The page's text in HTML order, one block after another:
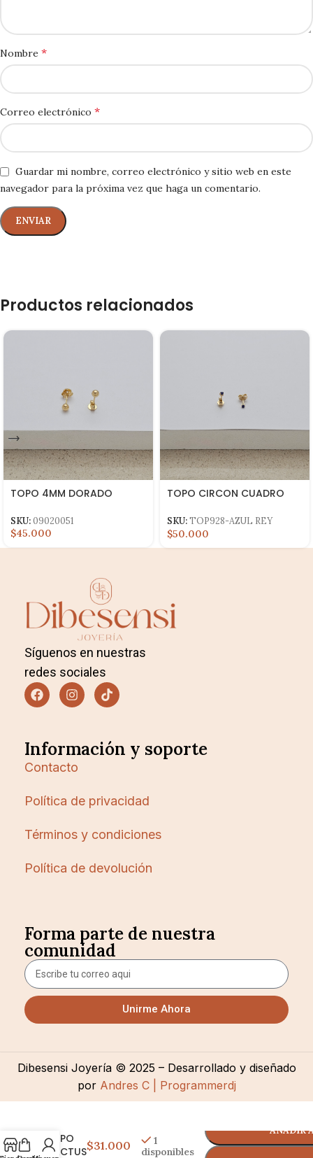
Nombre *
Correo electrónico *
Guardar mi nombre, correo electrónico y sitio web en este
navegador para la próxima vez que haga un comentario.
Productos relacionados
TOPO 4MM DORADO
SKU:09020051
$45.000
TOPO CIRCON CUADRO
SKU:TOP928-AZUL REY
$50.000
Síguenos en nuestras
redes sociales
Información y soporte
Contacto
Política de privacidad
Términos y condiciones
Política de devolución
Forma parte de nuestra
comunidad
Unirme Ahora
Dibesensi Joyería © 2025 – Desarrollado y diseñado
porAndres C | Programmerdj
TOPO
CACTUS$31.000
1
disponibles
AÑADIR